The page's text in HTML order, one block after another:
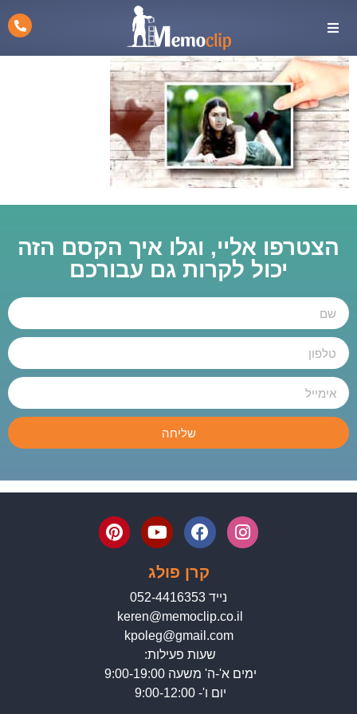
הצטרפו אליי, וגלו איך הקסם הזה
יכול לקרות גם עבורכם
שליחה
קרן פולג
נייד 052-4416353
keren@memoclip.co.il
kpoleg@gmail.com
שעות פעילות:
ימים א'-ה' משעה 9:00-19:00
יום ו'- 9:00-12:00